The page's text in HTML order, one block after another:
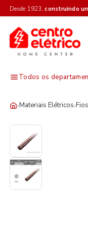
Desde 1923,construindo
Todos os
›Materiais Elétricos›